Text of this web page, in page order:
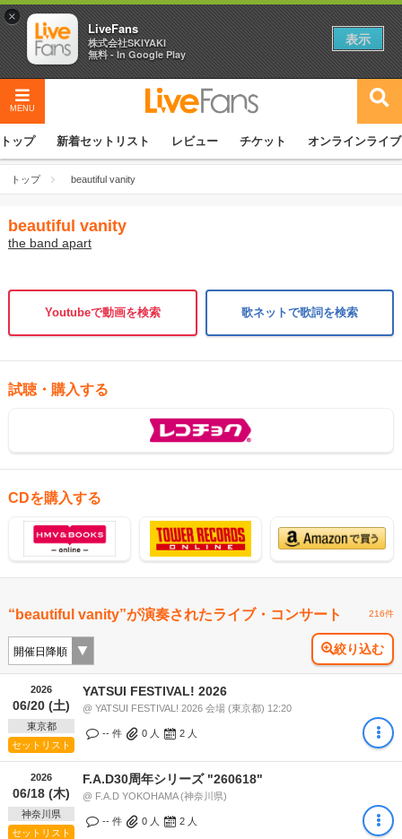
MENU
トップ 新着セットリスト レビュー チケット オンラインライブ
トップ beautiful vanity
beautiful vanity
the band apart
Youtubeで動画を検索 歌ネットで歌詞を検索
試聴・購入する
CDを購入する
“beautiful vanity”が演奏されたライブ・コンサート 216件
絞り込む
2026
06/20 (土)
東京都
セットリスト
YATSUI FESTIVAL! 2026
@ YATSUI FESTIVAL! 2026 会場 (東京都) 12:20
-- 件 0 人 2 人
2026
06/18 (木)
神奈川県
セットリスト
F.A.D30周年シリーズ "260618"
@ F.A.D YOKOHAMA (神奈川県)
-- 件 0 人 2 人
×
LiveFans
株式会社SKIYAKI
無料 - In Google Play
表示